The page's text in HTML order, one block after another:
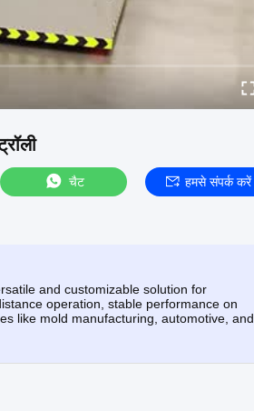
चैट हमसे संपर्क करें
and customizable solution for
operation, stable performance on
like mold manufacturing, automotive, and